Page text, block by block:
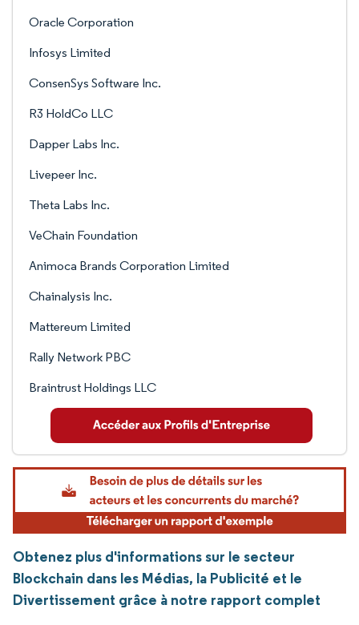
Oracle Corporation
Infosys Limited
ConsenSys Software Inc.
R3 HoldCo LLC
Dapper Labs Inc.
Livepeer Inc.
Theta Labs Inc.
VeChain Foundation
Animoca Brands Corporation Limited
Chainalysis Inc.
Mattereum Limited
Rally Network PBC
Braintrust Holdings LLC
Obtenez plus d'informations sur le secteur
Blockchain dans les Médias, la Publicité et le
Divertissement grâce à notre rapport complet